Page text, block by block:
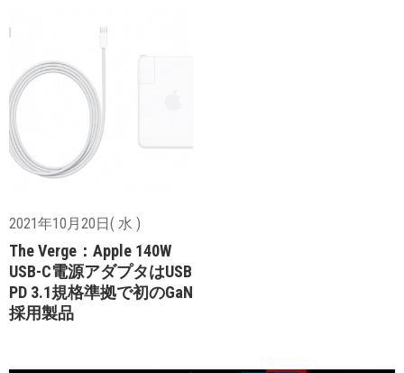
2021年10月20日( 水 )
The Verge：Apple 140W
USB-C電源アダプタはUSB
PD 3.1規格準拠で初のGaN
採用製品